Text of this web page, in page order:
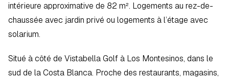
intérieure approximative de 82 m². Logements au rez-de-
chaussée avec jardin privé ou logements à l’étage avec
solarium.
Situé à côté de Vistabella Golf à Los Montesinos, dans le
sud de la Costa Blanca. Proche des restaurants, magasins,